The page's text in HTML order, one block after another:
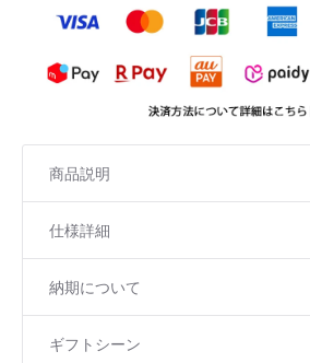
商品説明
仕様詳細
納期について
ギフトシーン